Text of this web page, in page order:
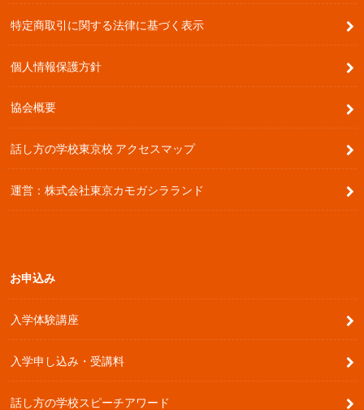
特定商取引に関する法律に基づく表示
個人情報保護方針
協会概要
話し方の学校東京校 アクセスマップ
運営：株式会社東京カモガシラランド
お申込み
入学体験講座
入学申し込み・受講料
話し方の学校スピーチアワード